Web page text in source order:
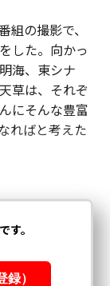
の撮影で、
した。向かっ
海、東シナ
草は、それぞ
にそんな豊富
ればと考えた